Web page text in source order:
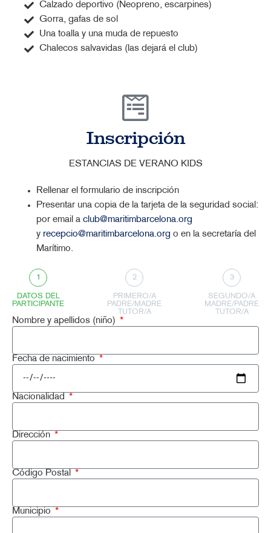
Calzado deportivo (Neopreno, escarpines)
Gorra, gafas de sol
Una toalla y una muda de repuesto
Chalecos salvavidas (las dejará el club)
Inscripción
ESTANCIAS DE VERANO KIDS
Rellenar el formulario de inscripción
Presentar una copia de la tarjeta de la seguridad social:
por email a club@maritimbarcelona.org
y recepcio@maritimbarcelona.org o en la secretaría del
Marítimo.
1
DATOS DEL
PARTICIPANTE
2
PRIMERO/A
PADRE/MADRE
TUTOR/A
3
SEGUNDO/A
MADRE/PADRE
TUTOR/A
Nombre y apellidos (niño)
Fecha de nacimiento
Nacionalidad
Dirección
Código Postal
Municipio